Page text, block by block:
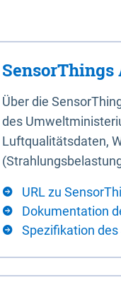
SensorThings
Über die
des
Luftqualitätsdaten,
URL zu
Dokumentation
Spezifikation